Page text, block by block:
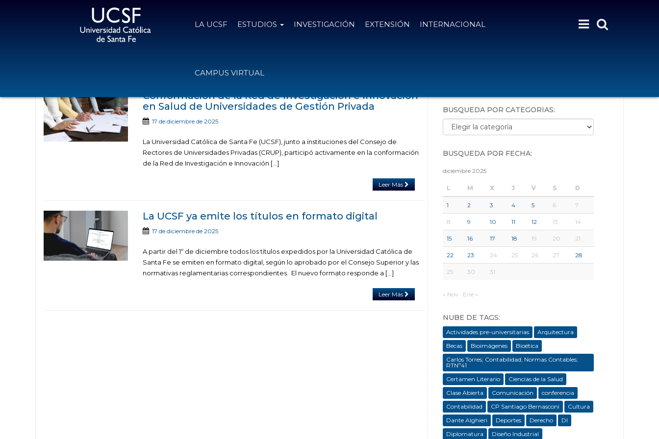
LA UCSF ESTUDIOS INVESTIGACIÓN EXTENSIÓN INTERNACIONAL
CAMPUS VIRTUAL
Conformación de la Red de Investigación e Innovación
en Salud de Universidades de Gestión Privada
17 de diciembre de 2025
La Universidad Católica de Santa Fe (UCSF), junto a instituciones del Consejo de
Rectores de Universidades Privadas (CRUP), participó activamente en la conformación
de la Red de Investigación e Innovación […]
Leer Más
La UCSF ya emite los títulos en formato digital
17 de diciembre de 2025
A partir del 1º de diciembre todos los títulos expedidos por la Universidad Católica de
Santa Fe se emiten en formato digital, según lo aprobado por el Consejo Superior y las
normativas reglamentarias correspondientes. El nuevo formato responde a […]
Leer Más
BÚSQUEDA POR CATEGORÍAS:
Búsqueda por categorías:
BÚSQUEDA POR FECHA:
diciembre 2025
L M X J V S D
1 2 3 4 5 6 7
8 9 10 11 12 13 14
15 16 17 18 19 20 21
22 23 24 25 26 27 28
29 30 31
« Nov Ene »
NUBE DE TAGS:
Actividades pre-universitarias
Arquitectura
Becas
Bioimágenes
Bioética
Carlos Torres; Contabilidad; Normas Contables;
RTNº41
Certamen Literario
Ciencias de la Salud
Clase Abierta
Comunicación
conferencia
Contabilidad
CP Santiago Bernasconi
Cultura
Dante Alghieri
Deportes Derecho
DI
Diplomatura
Diseño Industrial